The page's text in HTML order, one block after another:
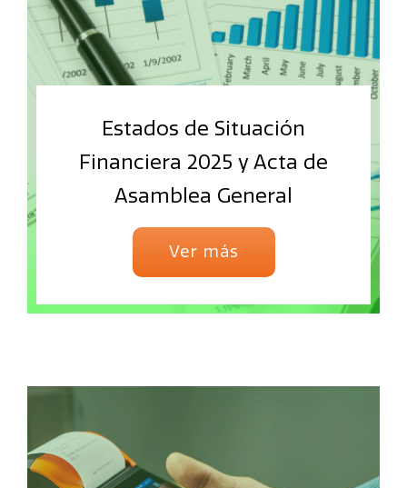
Estados de Situación
Financiera 2025 y Acta de
Asamblea General
Ver más